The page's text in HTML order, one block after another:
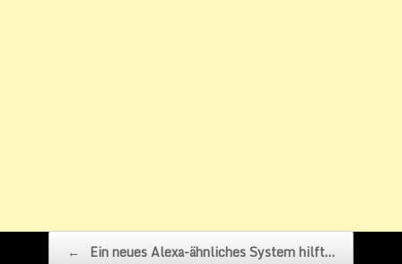
Beitragsnavigation
← Ein neues Alexa-ähnliches System hilft…